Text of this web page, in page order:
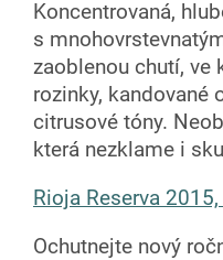
Koncentrovaná,
s
zaoblenou chutí, ve
rozinky, kandované
citrusové tóny.
která nezklame i
Rioja Reserva
Ochutnejte nový